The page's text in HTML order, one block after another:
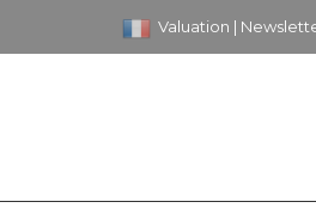
Valuation |